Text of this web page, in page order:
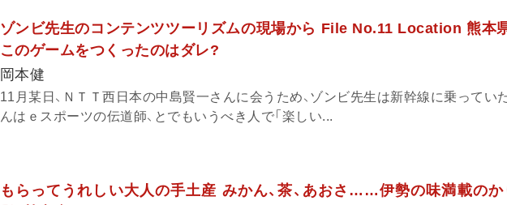
ゾンビ先生のコンテンツツーリズムの現場から File No.11 Location 熊本
このゲームをつくったのはダレ?
岡本健
11月某日、ＮＴＴ西日本の中島賢一さんに会うため、ゾンビ先生は新幹線に乗ってい
んはｅスポーツの伝道師、とでもいうべき人で「楽しい...
もらってうれしい大人の手土産 みかん、茶、あおさ……伊勢の味満載のか